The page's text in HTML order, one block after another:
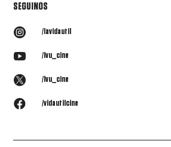
SEGUINOS
 /lavidautil
 /lvu_cine
 /lvu_cine
 /vidautilcine